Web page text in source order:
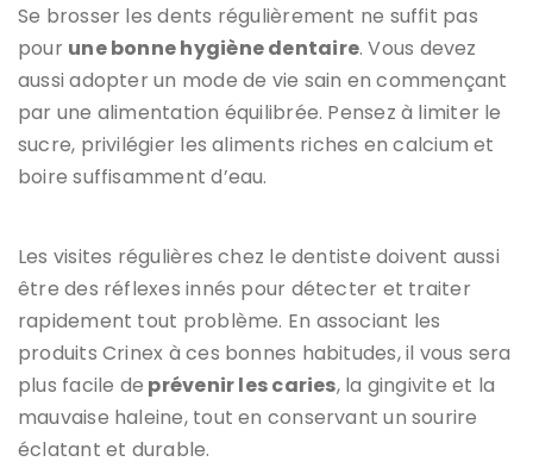
Se brosser les dents régulièrement ne suffit pas
pour une bonne hygiène dentaire. Vous devez
aussi adopter un mode de vie sain en commençant
par une alimentation équilibrée. Pensez à limiter le
sucre, privilégier les aliments riches en calcium et
boire suffisamment d’eau.
Les visites régulières chez le dentiste doivent aussi
être des réflexes innés pour détecter et traiter
rapidement tout problème. En associant les
produits Crinex à ces bonnes habitudes, il vous sera
plus facile de prévenir les caries, la gingivite et la
mauvaise haleine, tout en conservant un sourire
éclatant et durable.